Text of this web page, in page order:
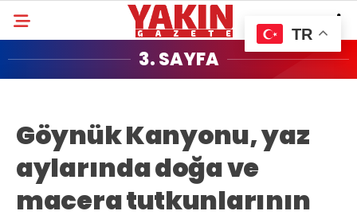
3. SAYFA
Göynük Kanyonu, yaz
aylarında doğa ve
macera tutkunlarının
TR